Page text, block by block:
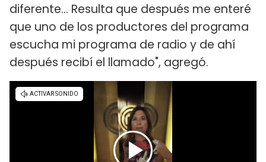
diferente... Resulta que después me enteré
que uno de los productores del programa
escucha mi programa de radio y de ahí
después recibí el llamado", agregó.